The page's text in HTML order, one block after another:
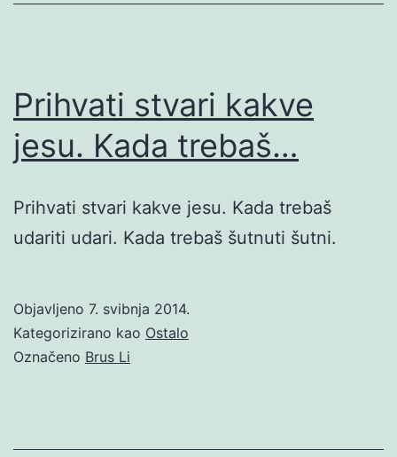
Prihvati stvari kakve
jesu. Kada trebaš…
Prihvati stvari kakve jesu. Kada trebaš
udariti udari. Kada trebaš šutnuti šutni.
Objavljeno 7. svibnja 2014.
Kategorizirano kao Ostalo
Označeno Brus Li